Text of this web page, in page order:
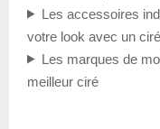
Les accessoires
votre look avec un ciré
Les marques de
meilleur ciré